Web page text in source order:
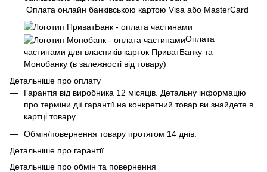
Оплата онлайн банківською картою Visa або MasterCard
Оплата
частинами для власників карток ПриватБанку та
Монобанку (в залежності від товару)
Детальніше про оплату
Гарантія від виробника 12 місяців. Детальну інформацію
про терміни дії гарантії на конкретний товар ви знайдете в
картці товару.
Обмін/повернення товару протягом 14 днів.
Детальніше про гарантії
Детальніше про обмін та повернення